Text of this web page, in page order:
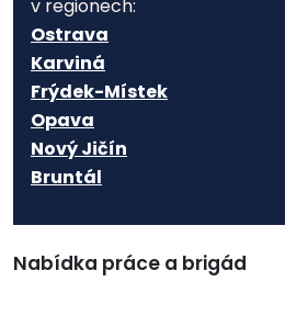
v regionech:
Ostrava
Karviná
Frýdek-Místek
Opava
Nový Jičín
Bruntál
Nabídka práce a brigád